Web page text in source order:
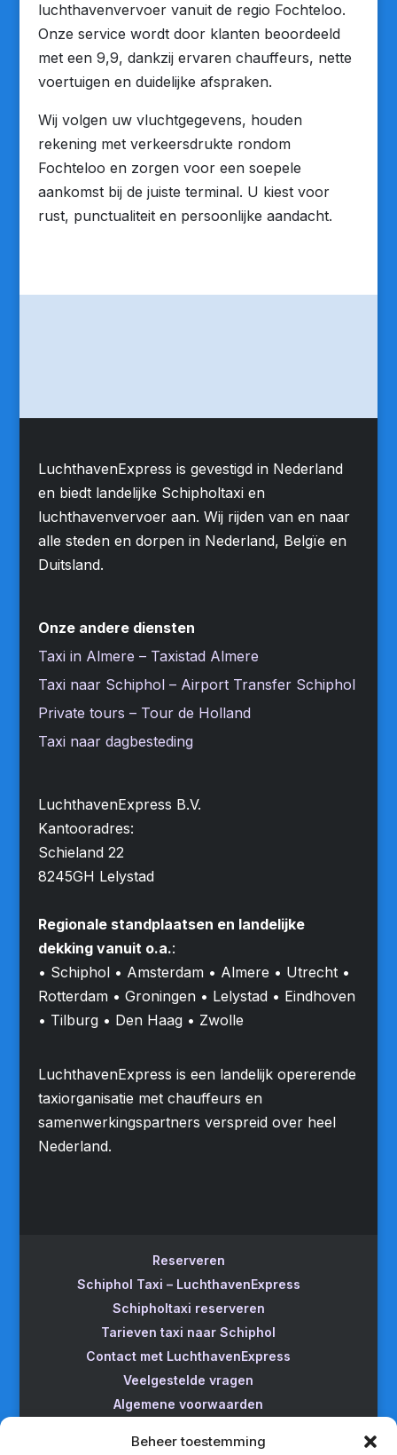
Beheer toestemming
luchthavenvervoer vanuit de regio Fochteloo.
Onze service wordt door klanten beoordeeld
met een 9,9, dankzij ervaren chauffeurs, nette
voertuigen en duidelijke afspraken.
Wij volgen uw vluchtgegevens, houden
rekening met verkeersdrukte rondom
Fochteloo en zorgen voor een soepele
aankomst bij de juiste terminal. U kiest voor
rust, punctualiteit en persoonlijke aandacht.
LuchthavenExpress is gevestigd in Nederland
en biedt landelijke Schipholtaxi en
luchthavenvervoer aan. Wij rijden van en naar
alle steden en dorpen in Nederland, Belgïe en
Duitsland.
Onze andere diensten
Taxi in Almere – Taxistad Almere
Taxi naar Schiphol – Airport Transfer Schiphol
Private tours – Tour de Holland
Taxi naar dagbesteding
LuchthavenExpress B.V.
Kantooradres:
Schieland 22
8245GH Lelystad
Regionale standplaatsen en landelijke
dekking vanuit o.a.:
• Schiphol • Amsterdam • Almere • Utrecht •
Rotterdam • Groningen • Lelystad • Eindhoven
• Tilburg • Den Haag • Zwolle
LuchthavenExpress is een landelijk opererende
taxiorganisatie met chauffeurs en
samenwerkingspartners verspreid over heel
Nederland.
Reserveren
Schiphol Taxi – LuchthavenExpress
Schipholtaxi reserveren
Tarieven taxi naar Schiphol
Contact met LuchthavenExpress
Veelgestelde vragen
Algemene voorwaarden